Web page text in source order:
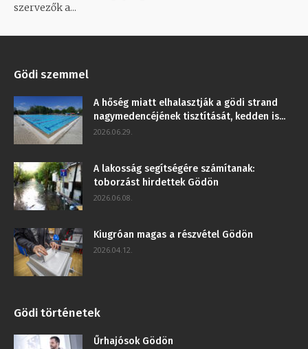
szervezők a...
Gödi szemmel
A hőség miatt elhalasztják a gödi strand
nagymedencéjének tisztítását, kedden is...
2026.06.29.
A lakosság segítségére számítanak:
toborzást hirdettek Gödön
2026.06.08.
Kiugróan magas a részvétel Gödön
2026.04.12.
Gödi történetek
Űrhajósok Gödön